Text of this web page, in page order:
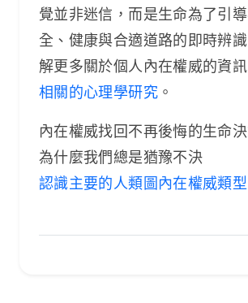
覺並非迷信，而是生命為了引
全、健康與合適道路的即時辨
解更多關於個人內在權威的資
相關的心理學研究。
內在權威找回不再後悔的生命
為什麼我們總是猶豫不決
認識主要的人類圖內在權威類型